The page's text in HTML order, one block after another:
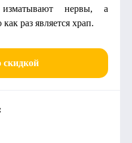
изматывают нервы, а
раз является храп.
скидкой